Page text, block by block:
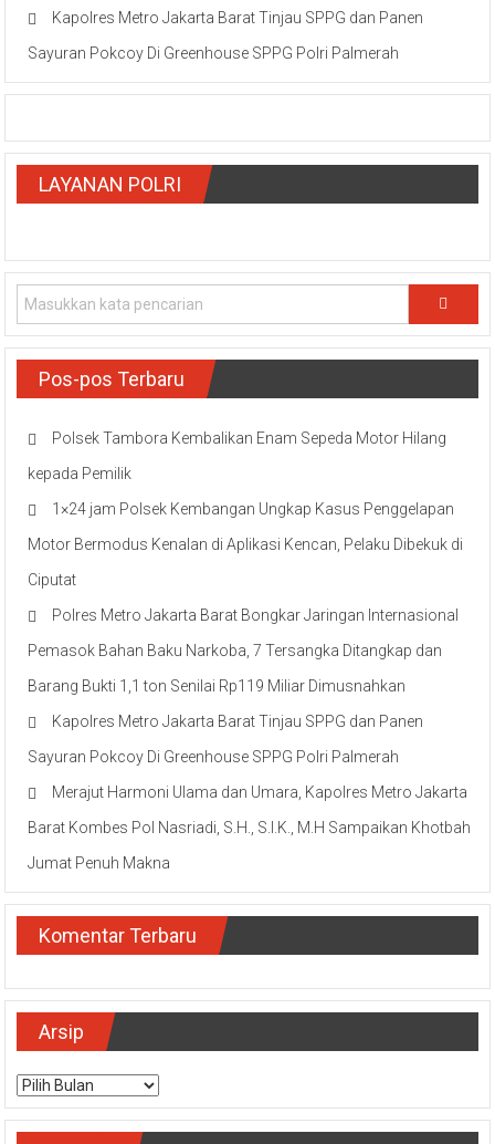
Kapolres Metro Jakarta Barat Tinjau SPPG dan Panen
Sayuran Pokcoy Di Greenhouse SPPG Polri Palmerah
LAYANAN POLRI
Pos-pos Terbaru
Polsek Tambora Kembalikan Enam Sepeda Motor Hilang
kepada Pemilik
1×24 jam Polsek Kembangan Ungkap Kasus Penggelapan
Motor Bermodus Kenalan di Aplikasi Kencan, Pelaku Dibekuk di
Ciputat
Polres Metro Jakarta Barat Bongkar Jaringan Internasional
Pemasok Bahan Baku Narkoba, 7 Tersangka Ditangkap dan
Barang Bukti 1,1 ton Senilai Rp119 Miliar Dimusnahkan
Kapolres Metro Jakarta Barat Tinjau SPPG dan Panen
Sayuran Pokcoy Di Greenhouse SPPG Polri Palmerah
Merajut Harmoni Ulama dan Umara, Kapolres Metro Jakarta
Barat Kombes Pol Nasriadi, S.H., S.I.K., M.H Sampaikan Khotbah
Jumat Penuh Makna
Komentar Terbaru
Arsip
Arsip